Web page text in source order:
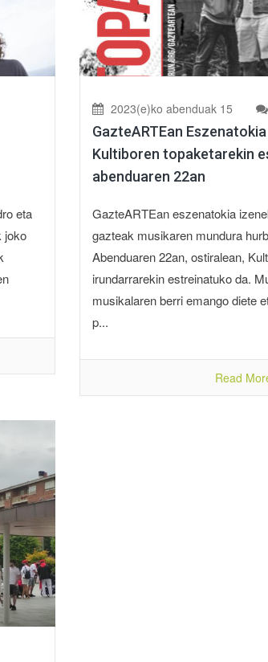
eta
joko
2023(e)ko abenduak 15
GazteARTEan
Kultiboren topaketarekin
abenduaren 22an
GazteARTEan eszenatokia
gazteak musikaren mundura
Abenduaren 22an, ostiralean,
irundarrarekin estreinatuko da.
musikalaren berri emango diete
p...
Read